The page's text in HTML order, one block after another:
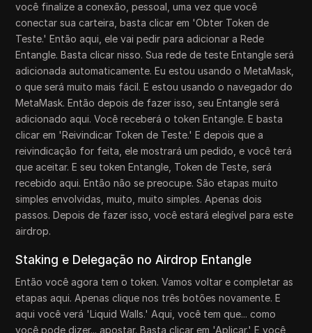
você finalize a conexão, pessoal, uma vez que você
conectar sua carteira, basta clicar em 'Obter Token de
Teste.' Então aqui, ele vai pedir para adicionar a Rede
Entangle. Basta clicar nisso. Sua rede de teste Entangle será
adicionada automaticamente. Eu estou usando o MetaMask,
o que será muito mais fácil. E estou usando o navegador do
MetaMask. Então depois de fazer isso, seu Entangle será
adicionado aqui. Você receberá o token Entangle. E basta
clicar em 'Reivindicar Token de Teste.' E depois que a
reivindicação for feita, ele mostrará um pedido, e você terá
que aceitar. E seu token Entangle, Token de Teste, será
recebido aqui. Então não se preocupe. São etapas muito
simples envolvidas, muito, muito simples. Apenas dois
passos. Depois de fazer isso, você estará elegível para este
airdrop.
Staking e Delegação no Airdrop Entangle
Então você agora tem o token. Vamos voltar e completar as
etapas aqui. Apenas clique nos três botões novamente. E
aqui você verá 'Liquid Walls.' Aqui, você tem que... como
você pode dizer... apostar. Basta clicar em 'Aplicar.' E você